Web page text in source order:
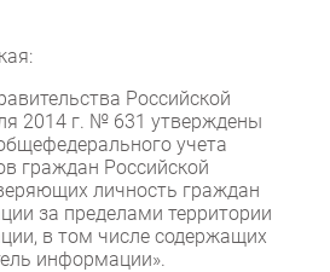
Российской
2014 г. № 631 утверждены
учета
граждан Российской
личность граждан
за пределами территории
в том числе содержащих
информации».